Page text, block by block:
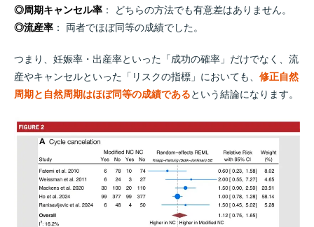
◎周期キャンセル率 ： どちらの方法でも有意差はありません。
◎流産率 ： 両者でほぼ同等の成績でした。
つまり、妊娠率・出産率といった「成功の確率」だけでなく、流
産やキャンセルといった「リスクの指標」においても、 修正自然
周期と自然周期はほぼ同等の成績であるという結論になります。